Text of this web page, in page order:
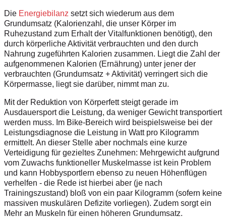
Die Energiebilanz setzt sich wiederum aus dem
Grundumsatz (Kalorienzahl, die unser Körper im
Ruhezustand zum Erhalt der Vitalfunktionen benötigt), den
durch körperliche Aktivität verbrauchten und den durch
Nahrung zugeführten Kalorien zusammen. Liegt die Zahl der
aufgenommenen Kalorien (Ernährung) unter jener der
verbrauchten (Grundumsatz + Aktivität) verringert sich die
Körpermasse, liegt sie darüber, nimmt man zu.
Mit der Reduktion von Körperfett steigt gerade im
Ausdauersport die Leistung, da weniger Gewicht transportiert
werden muss. Im Bike-Bereich wird beispielsweise bei der
Leistungsdiagnose die Leistung in Watt pro Kilogramm
ermittelt. An dieser Stelle aber nochmals eine kurze
Verteidigung für gezieltes Zunehmen: Mehrgewicht aufgrund
vom Zuwachs funktioneller Muskelmasse ist kein Problem
und kann Hobbysportlern ebenso zu neuen Höhenflügen
verhelfen - die Rede ist hierbei aber (je nach
Trainingszustand) bloß von ein paar Kilogramm (sofern keine
massiven muskulären Defizite vorliegen). Zudem sorgt ein
Mehr an Muskeln für einen höheren Grundumsatz.